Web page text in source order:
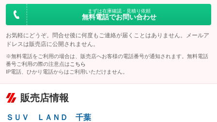
まずは在庫確認・見積り依頼
無料電話でお問い合わせ
お気軽にどうぞ。問合せ後に何度もご連絡が届くことはありません。メールア
ドレスは販売店に公開されません。
※無料電話をご利用の場合は、販売店へお客様の電話番号が通知されます。無料電話
番号ご利用の際の注意点は こちら
IP電話、ひかり電話からはご利用いただけません。
販売店情報
ＳＵＶ ＬＡＮＤ 千葉